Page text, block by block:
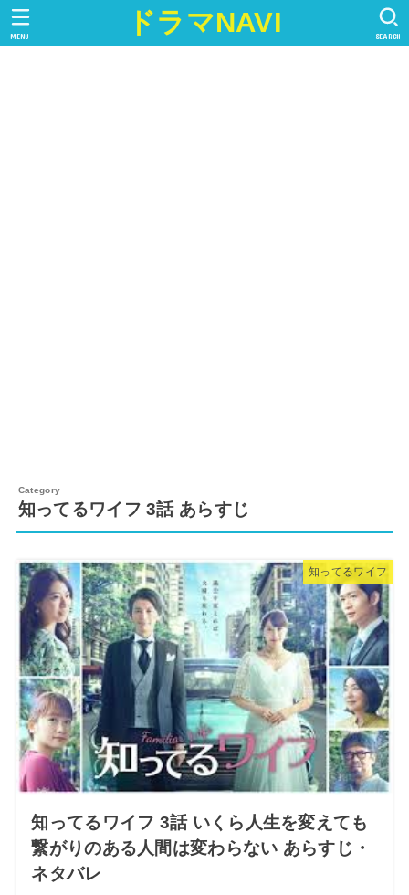
ドラマNAVI SEARCH
MENU
知ってるワイフ 3話 あらすじ
知ってるワイフ
知ってるワイフ 3話 いくら人生を変えても
繋がりのある人間は変わらない あらすじ・
ネタバレ